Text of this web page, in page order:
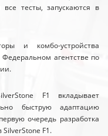
тесты, запускаются в
и комбо-устройства
агентстве по
F1 вкладывает
быструю адаптацию
очередь разработка
F1.